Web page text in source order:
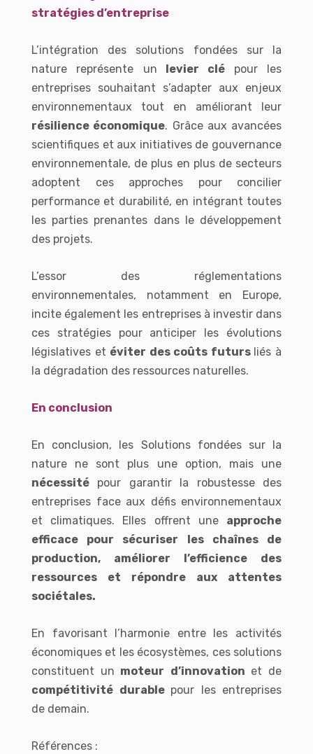
stratégies d’entreprise
L’intégration des solutions fondées sur la
nature représente un levier clé pour les
entreprises souhaitant s’adapter aux enjeux
environnementaux tout en améliorant leur
résilience économique. Grâce aux avancées
scientifiques et aux initiatives de gouvernance
environnementale, de plus en plus de secteurs
adoptent ces approches pour concilier
performance et durabilité, en intégrant toutes
les parties prenantes dans le développement
des projets.
L’essor des réglementations
environnementales, notamment en Europe,
incite également les entreprises à investir dans
ces stratégies pour anticiper les évolutions
législatives et éviter des coûts futurs liés à
la dégradation des ressources naturelles.
En conclusion
En conclusion, les Solutions fondées sur la
nature ne sont plus une option, mais une
nécessité pour garantir la robustesse des
entreprises face aux défis environnementaux
et climatiques. Elles offrent une approche
efficace pour sécuriser les chaînes de
production, améliorer l’efficience des
ressources et répondre aux attentes
sociétales.
En favorisant l’harmonie entre les activités
économiques et les écosystèmes, ces solutions
constituent un moteur d’innovation et de
compétitivité durable pour les entreprises
de demain.
Références :